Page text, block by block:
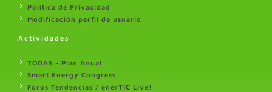
Politica de Privacidad
Modificación perfil de usuario
Actividades
TODAS - Plan Anual
Smart Energy Congress
Foros Tendencias / enerTIC Live!